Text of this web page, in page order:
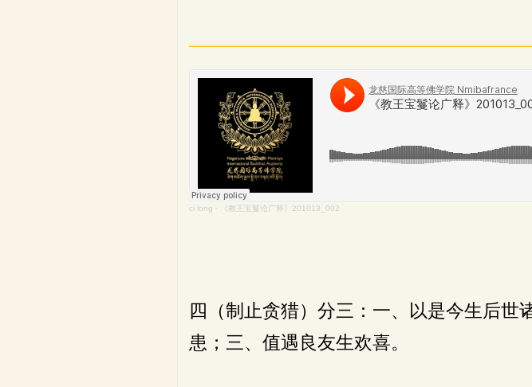
ci long · 《教王宝鬘论广释》201013_002
四（制止贪猎）分三：一、以是今生后世
患；三、值遇良友生欢喜。